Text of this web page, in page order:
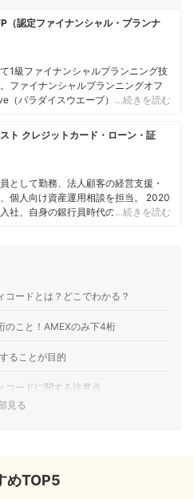
（認定ファイナンシャル・プランナ
1級ファイナンシャルプランニング技
ファイナンシャルプランニングオフ
（パラダイスウエーブ）の代表。現
務・セミナー講師・執筆活動を行っ
外生活ジャーナリストとして移住支
意ジャンルは金融にとどまらず多岐
】 『貯める!儲ける!お金が集まる94
） 『あなたのファンを増やす魔法の
』（近代セールス社） 『介護経験FP
&アドバイスの本』（近代セールス
…続きを読む
ト クレジットカード・ローン・証
として勤務、法人顧客の経営支援・
個人向け資産運用相談を担当。 2020
社、自身の銀行員時代の経験を活か
フィール
…続きを読む
コードとは？どこでわかる？
のこと！AMEXのみ下4桁
ることが目的
コードに関する注意点
らロックがかかることがある
見る
めTOP5